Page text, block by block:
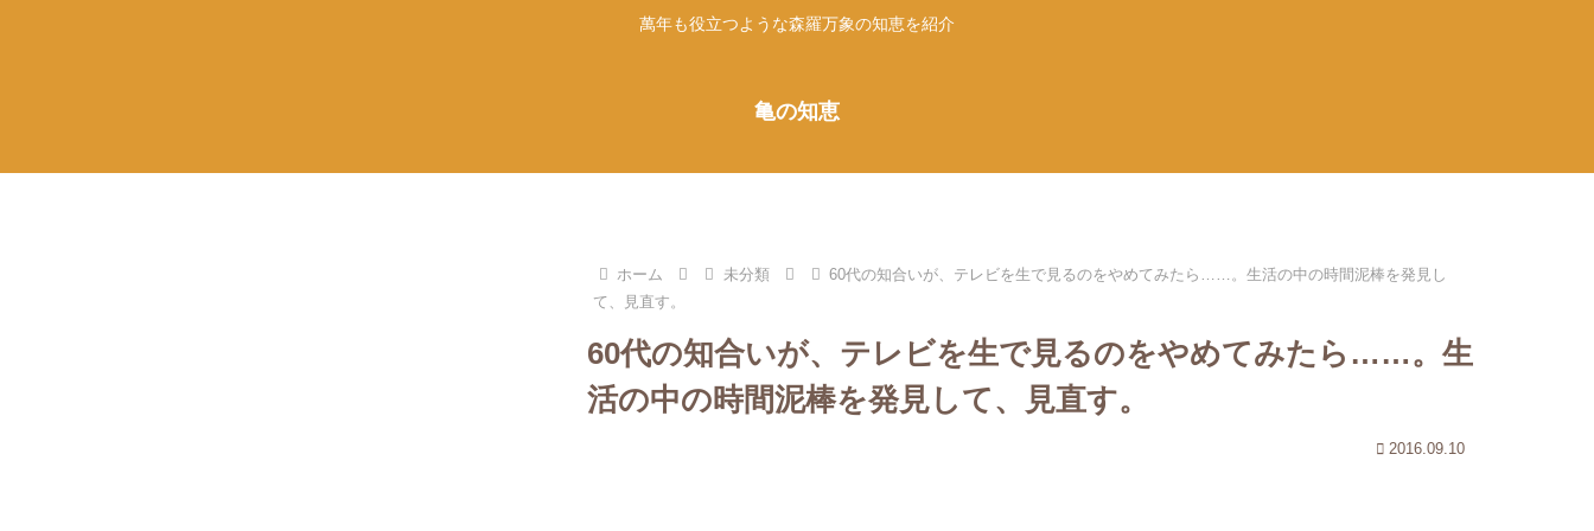
萬年も役立つような森羅万象の知恵を紹介
亀の知恵
ホーム 未分類
60代の知合いが、テレビを生で見るのをやめてみたら……。生活の中の時間泥棒を発見し
て、見直す。
60代の知合いが、テレビを生で見るのをやめてみたら……。生
活の中の時間泥棒を発見して、見直す。
2016.09.10